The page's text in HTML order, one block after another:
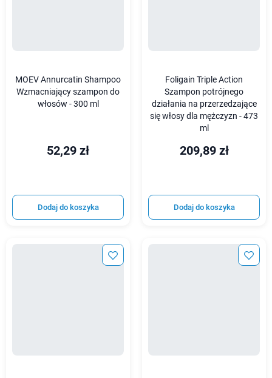
MOEV Annurcatin Shampoo
Wzmacniający szampon do
włosów - 300 ml
52,29 zł
Dodaj do koszyka
Foligain Triple Action
Szampon potrójnego
działania na przerzedzające
się włosy dla mężczyzn - 473
ml
209,89 zł
Dodaj do koszyka